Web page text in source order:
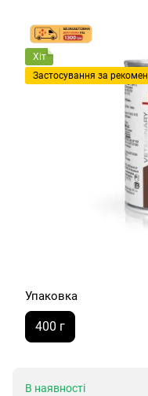
Хіт
Застосування за
Упаковка
400 г
В наявності